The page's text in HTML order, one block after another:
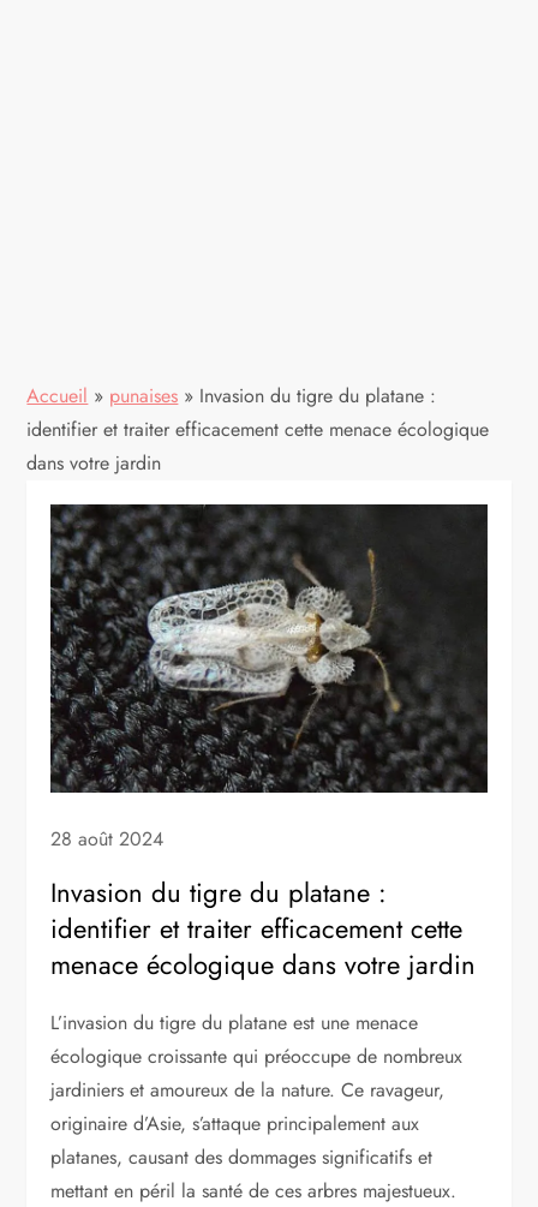
Accueil » punaises » Invasion du tigre du platane :
identifier et traiter efficacement cette menace écologique
dans votre jardin
28 août 2024
Invasion du tigre du platane :
identifier et traiter efficacement cette
menace écologique dans votre jardin
L’invasion du tigre du platane est une menace
écologique croissante qui préoccupe de nombreux
jardiniers et amoureux de la nature. Ce ravageur,
originaire d’Asie, s’attaque principalement aux
platanes, causant des dommages significatifs et
mettant en péril la santé de ces arbres majestueux.